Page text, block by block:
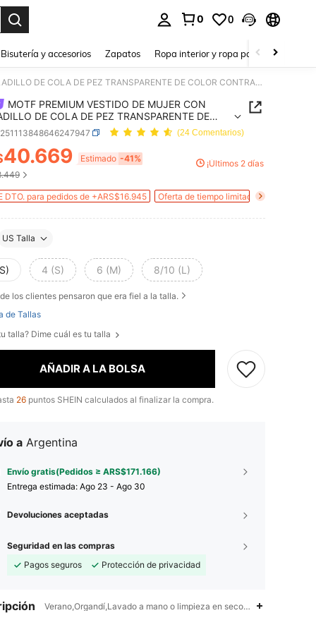
0 0
Bisutería y accesorios Zapatos Ropa interior y ropa para dormir
MOTF PREMIUM VESTIDO DE MUJER CON DOBLADILLO DE COLA DE PEZ TRANSPARENTE DE COLOR CONTRASTANTE
MOTF PREMIUM VESTIDO DE MUJER CON
DE COLA DE PEZ TRANSPARENTE DE
CONTRASTANTE
(24 Comentarios)
AND AVAILABILITY
40.669 Estimado -41%
¡Últimos 2 días
DTO. para pedidos de +ARS$16.945 Oferta de tiempo limitado
US Talla
4 (S) 6 (M) 8/10 (L)
de los clientes pensaron que era fiel a la talla.
de Tallas
talla? Dime cuál es tu talla
AÑADIR A LA BOLSA
26 puntos SHEIN calculados al finalizar la compra.
a Argentina
Envío gratis(Pedidos ≥ ARS$171.166)
Entrega estimada: Ago 23 - Ago 30
Devoluciones aceptadas
Seguridad en las compras
Pagos seguros
Protección de privacidad
Verano,Organdí,Lavado a mano o limpieza en seco profesional